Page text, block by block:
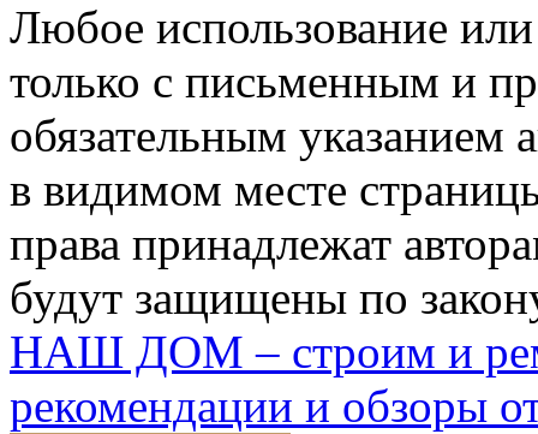
Любое использование
только с письменным и
обязательным указанием
в видимом месте
права принадлежат
будут защищены по
НАШ ДОМ – строим и
рекомендации и обзоры